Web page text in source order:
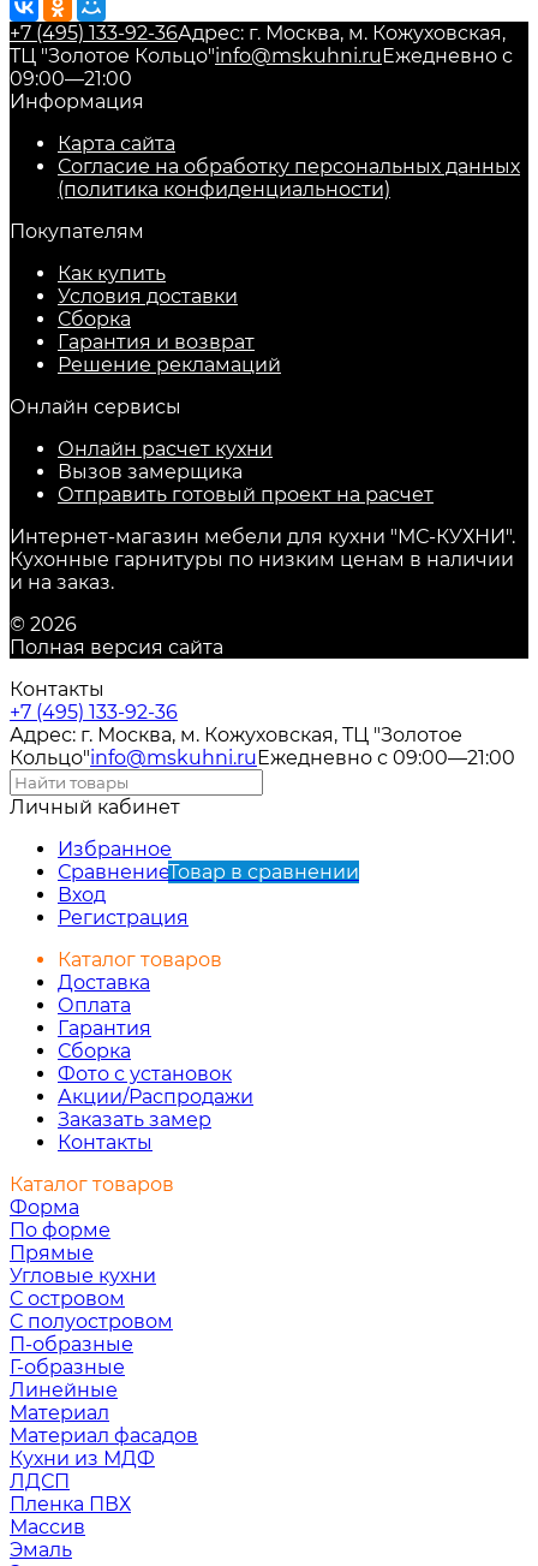
+7 (495) 133-92-36Адрес: г. Москва, м. Кожуховская,
ТЦ "Золотое Кольцо"info@mskuhni.ru Ежедневно с
09:00—21:00
Информация
Карта сайта
Согласие на обработку персональных данных
(политика конфиденциальности)
Покупателям
Как купить
Условия доставки
Сборка
Гарантия и возврат
Решение рекламаций
Онлайн сервисы
Онлайн расчет кухни
Вызов замерщика
Отправить готовый проект на расчет
Интернет-магазин мебели для кухни "МС-КУХНИ".
Кухонные гарнитуры по низким ценам в наличии
и на заказ.
© 2026
Полная версия сайта
Контакты
+7 (495) 133-92-36
Адрес: г. Москва, м. Кожуховская, ТЦ "Золотое
Кольцо"info@mskuhni.ru Ежедневно с 09:00—21:00
Личный кабинет
Избранное
СравнениеТовар в сравнении
Вход
Регистрация
Каталог товаров
Доставка
Оплата
Гарантия
Сборка
Фото с установок
Акции/Распродажи
Заказать замер
Контакты
Каталог товаров
Форма
По форме
Прямые
Угловые кухни
С островом
С полуостровом
П-образные
Г-образные
Линейные
Материал
Материал фасадов
Кухни из МДФ
ЛДСП
Пленка ПВХ
Массив
Эмаль